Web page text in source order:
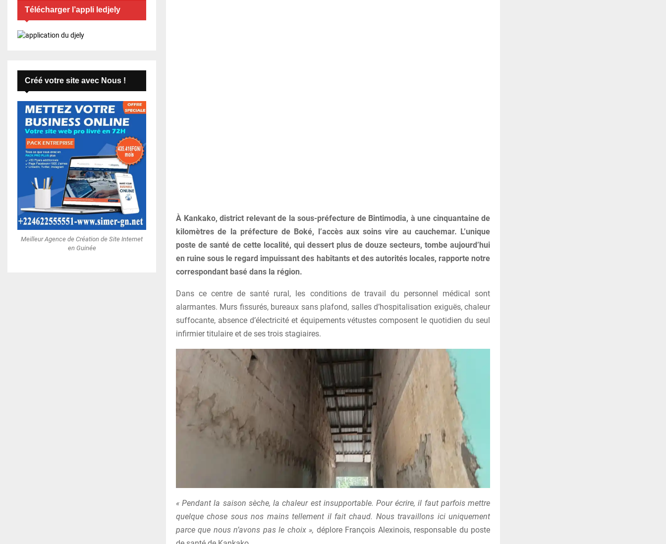
À Kankako, district relevant de la sous-préfecture de Bintimodia, à une cinquantaine de
kilomètres de la préfecture de Boké, l’accès aux soins vire au cauchemar. L’unique
poste de santé de cette localité, qui dessert plus de douze secteurs, tombe aujourd’hui
en ruine sous le regard impuissant des habitants et des autorités locales, rapporte notre
correspondant basé dans la région.
Dans ce centre de santé rural, les conditions de travail du personnel médical sont
alarmantes. Murs fissurés, bureaux sans plafond, salles d’hospitalisation exiguës, chaleur
suffocante, absence d’électricité et équipements vétustes composent le quotidien du seul
infirmier titulaire et de ses trois stagiaires.
« Pendant la saison sèche, la chaleur est insupportable. Pour écrire, il faut parfois mettre
quelque chose sous nos mains tellement il fait chaud. Nous travaillons ici uniquement
parce que nous n’avons pas le choix », déplore François Alexinois, responsable du poste
Télécharger l’appli ledjely
Créé votre site avec Nous !
Meilleur Agence de Création de Site Internet
en Guinée